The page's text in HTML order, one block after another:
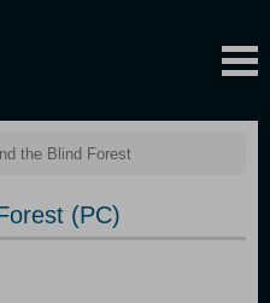
the Blind Forest
(PC)